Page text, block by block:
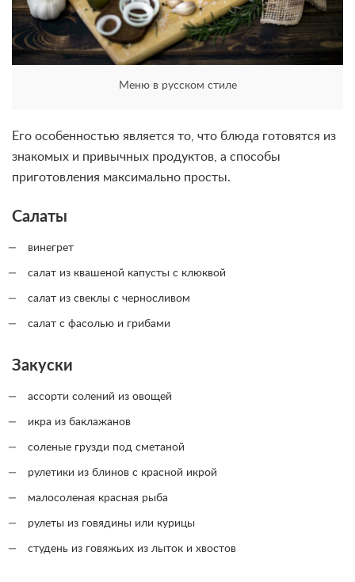
Меню в русском стиле
Его особенностью является то, что блюда готовятся из
знакомых и привычных продуктов, а способы
приготовления максимально просты.
Салаты
винегрет
салат из квашеной капусты с клюквой
салат из свеклы с черносливом
салат с фасолью и грибами
Закуски
ассорти солений из овощей
икра из баклажанов
соленые грузди под сметаной
рулетики из блинов с красной икрой
малосоленая красная рыба
рулеты из говядины или курицы
студень из говяжьих из лыток и хвостов